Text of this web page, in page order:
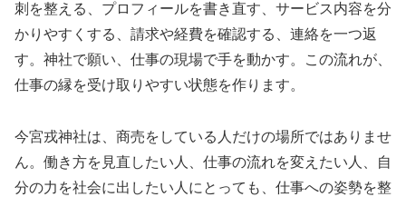
刺を整える、プロフィールを書き直す、サービス内容を分
かりやすくする、請求や経費を確認する、連絡を一つ返
す。神社で願い、仕事の現場で手を動かす。この流れが、
仕事の縁を受け取りやすい状態を作ります。
今宮戎神社は、商売をしている人だけの場所ではありませ
ん。働き方を見直したい人、仕事の流れを変えたい人、自
分の力を社会に出したい人にとっても、仕事への姿勢を整